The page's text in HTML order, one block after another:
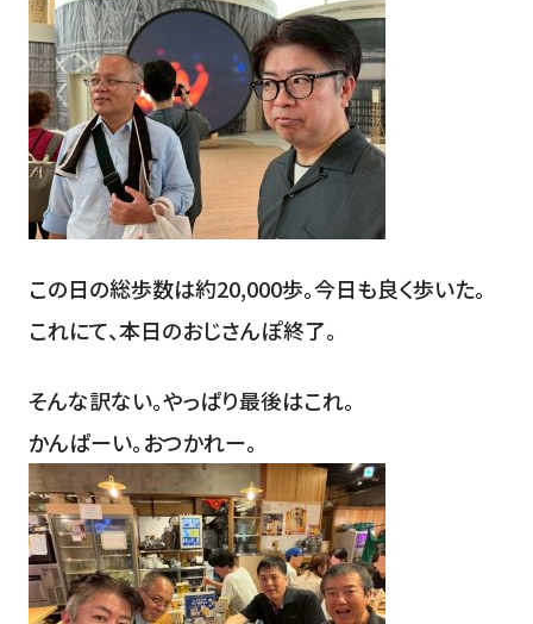
この日の総歩数は約20,000歩。今日も良く歩いた。
これにて、本日のおじさんぽ終了。
そんな訳ない。やっぱり最後はこれ。
かんぱーい。おつかれー。